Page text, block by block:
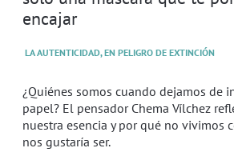
encajar
LA AUTENTICIDAD, EN PELIGRO DE EXTINCIÓN
¿Quiénes somos cuando dejamos de
papel? El pensador Chema Vílchez
nuestra esencia y por qué no vivimos
nos gustaría ser.